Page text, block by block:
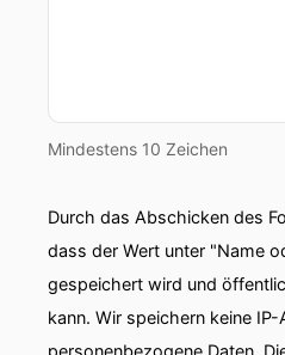
Mindestens 10 Zeichen
Durch das Abschicken des
dass der Wert unter "Name
gespeichert wird und
kann. Wir speichern keine
personenbezogene Daten.